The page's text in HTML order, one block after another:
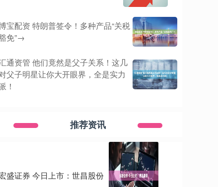
宝配资 特朗普签令！多种产品“关税
免”→
通资管 他们竟然是父子关系！这几
父子明星让你大开眼界，全是实力
！
推荐资讯
盛证券 今日上市：世昌股份